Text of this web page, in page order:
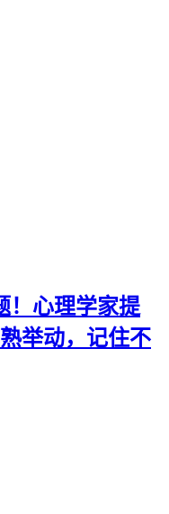
！心理学家提
举动，记住不